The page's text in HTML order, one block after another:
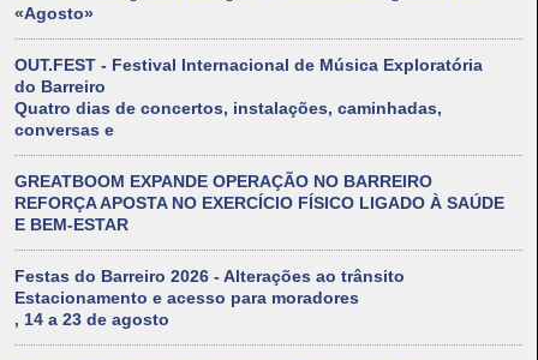
«Agosto»
OUT.FEST - Festival Internacional de Música Exploratória
do Barreiro
Quatro dias de concertos, instalações, caminhadas,
conversas e
GREATBOOM EXPANDE OPERAÇÃO NO BARREIRO
REFORÇA APOSTA NO EXERCÍCIO FÍSICO LIGADO À SAÚDE
E BEM-ESTAR
Festas do Barreiro 2026 - Alterações ao trânsito
Estacionamento e acesso para moradores
, 14 a 23 de agosto